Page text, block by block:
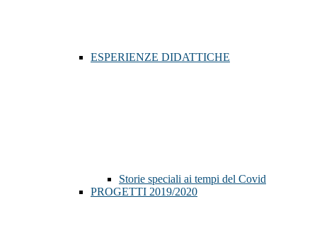
ESPERIENZE DIDATTICHE
Storie speciali ai tempi del Covid
PROGETTI 2019/2020